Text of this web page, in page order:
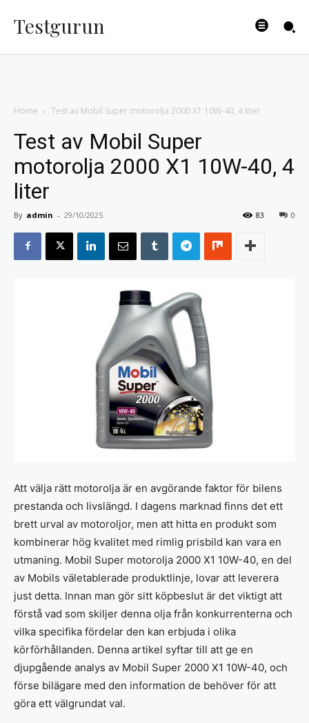
Testgurun
Home Test av Mobil Super motorolja 2000 X1 10W-40, 4 liter
Test av Mobil Super
motorolja 2000 X1 10W-40, 4
liter
By admin - 29/10/2025 0
83
Att välja rätt motorolja är en avgörande faktor för bilens
prestanda och livslängd. I dagens marknad finns det ett
brett urval av motoroljor, men att hitta en produkt som
kombinerar hög kvalitet med rimlig prisbild kan vara en
utmaning. Mobil Super motorolja 2000 X1 10W-40, en del
av Mobils väletablerade produktlinje, lovar att leverera
just detta. Innan man gör sitt köpbeslut är det viktigt att
förstå vad som skiljer denna olja från konkurrenterna och
vilka specifika fördelar den kan erbjuda i olika
körförhållanden. Denna artikel syftar till att ge en
djupgående analys av Mobil Super 2000 X1 10W-40, och
förse bilägare med den information de behöver för att
göra ett välgrundat val.